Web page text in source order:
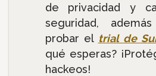
de privacidad y
seguridad,
probar el trial de
qué esperas?
hackeos!